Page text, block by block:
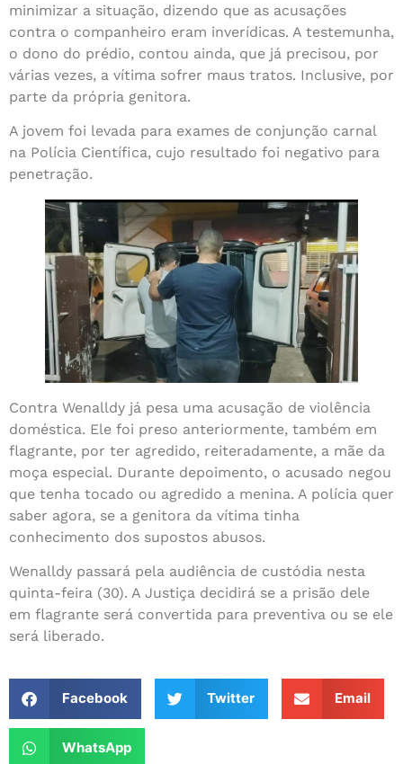
minimizar a situação, dizendo que as acusações
contra o companheiro eram inverídicas. A testemunha,
o dono do prédio, contou ainda, que já precisou, por
várias vezes, a vítima sofrer maus tratos. Inclusive, por
parte da própria genitora.
A jovem foi levada para exames de conjunção carnal
na Polícia Científica, cujo resultado foi negativo para
penetração.
Contra Wenalldy já pesa uma acusação de violência
doméstica. Ele foi preso anteriormente, também em
flagrante, por ter agredido, reiteradamente, a mãe da
moça especial. Durante depoimento, o acusado negou
que tenha tocado ou agredido a menina. A polícia quer
saber agora, se a genitora da vítima tinha
conhecimento dos supostos abusos.
Wenalldy passará pela audiência de custódia nesta
quinta-feira (30). A Justiça decidirá se a prisão dele
em flagrante será convertida para preventiva ou se ele
será liberado.
Facebook Twitter Email
WhatsApp